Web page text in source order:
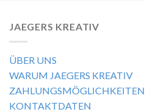
JAEGERS KREATIV
ÜBER UNS
WARUM JAEGERS KREATIV
ZAHLUNGSMÖGLICHKEITEN
KONTAKTDATEN